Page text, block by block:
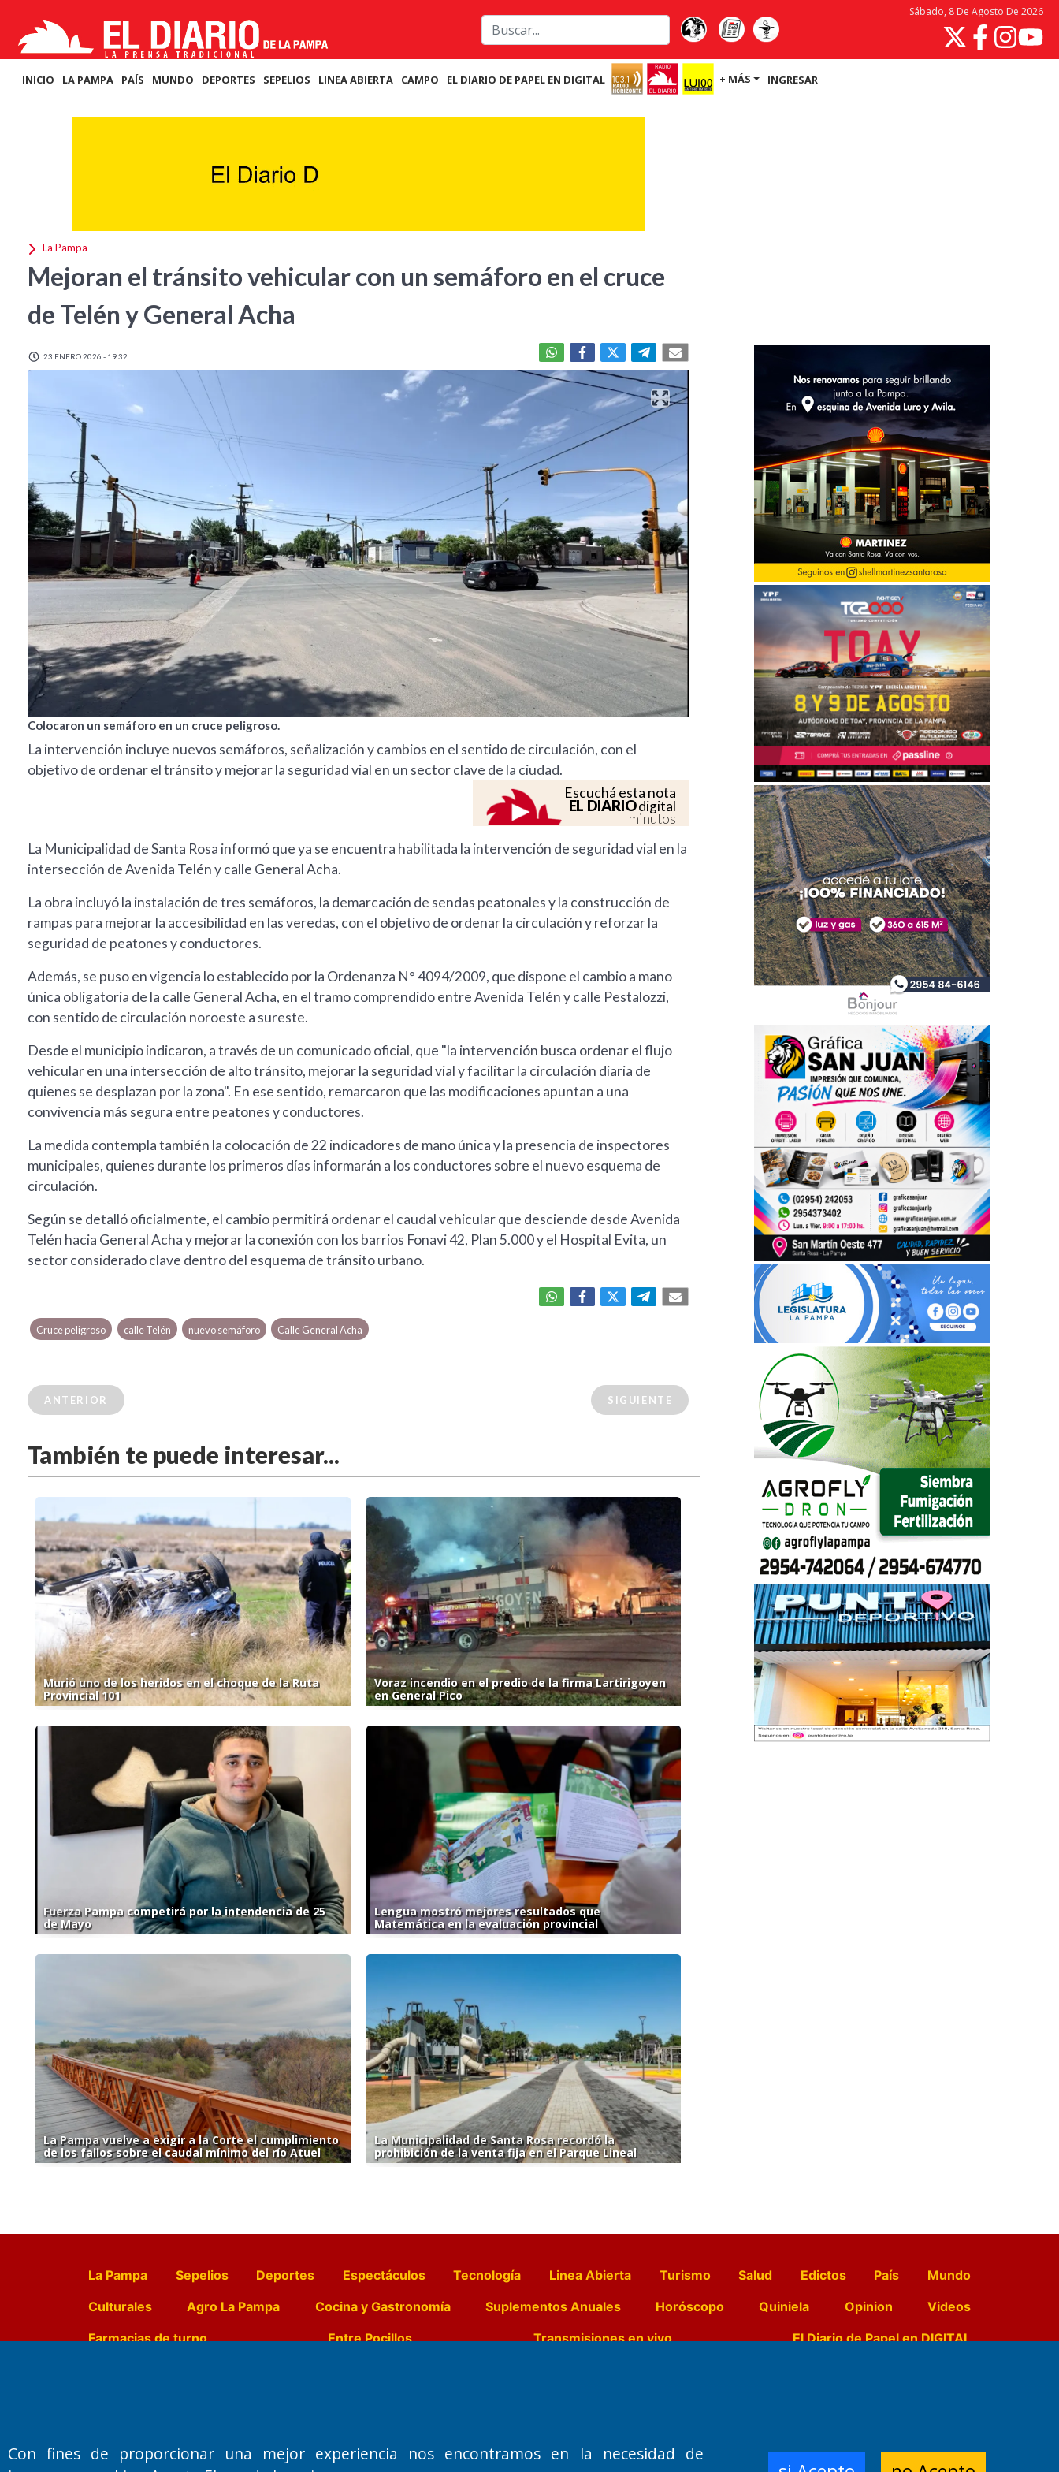
Sábado, 8 De Agosto De 2026
INICIO LA PAMPA PAÍS MUNDO DEPORTES SEPELIOS LINEA ABIERTA CAMPO EL DIARIO DE PAPEL EN DIGITAL + MÁS INGRESAR
La Pampa
Mejoran el tránsito vehicular con un semáforo en el cruce
de Telén y General Acha
23 ENERO 2026 - 19:32
Colocaron un semáforo en un cruce peligroso.
La intervención incluye nuevos semáforos, señalización y cambios en el sentido de circulación, con el
objetivo de ordenar el tránsito y mejorar la seguridad vial en un sector clave de la ciudad.
Escuchá esta nota
EL DIARIOdigital
minutos
La Municipalidad de Santa Rosa informó que ya se encuentra habilitada la intervención de seguridad vial en la
intersección de Avenida Telén y calle General Acha.
La obra incluyó la instalación de tres semáforos, la demarcación de sendas peatonales y la construcción de
rampas para mejorar la accesibilidad en las veredas, con el objetivo de ordenar la circulación y reforzar la
seguridad de peatones y conductores.
Además, se puso en vigencia lo establecido por la Ordenanza N° 4094/2009, que dispone el cambio a mano
única obligatoria de la calle General Acha, en el tramo comprendido entre Avenida Telén y calle Pestalozzi,
con sentido de circulación noroeste a sureste.
Desde el municipio indicaron, a través de un comunicado oficial, que "la intervención busca ordenar el flujo
vehicular en una intersección de alto tránsito, mejorar la seguridad vial y facilitar la circulación diaria de
quienes se desplazan por la zona". En ese sentido, remarcaron que las modificaciones apuntan a una
convivencia más segura entre peatones y conductores.
La medida contempla también la colocación de 22 indicadores de mano única y la presencia de inspectores
municipales, quienes durante los primeros días informarán a los conductores sobre el nuevo esquema de
circulación.
Según se detalló oficialmente, el cambio permitirá ordenar el caudal vehicular que desciende desde Avenida
Telén hacia General Acha y mejorar la conexión con los barrios Fonavi 42, Plan 5.000 y el Hospital Evita, un
sector considerado clave dentro del esquema de tránsito urbano.
Cruce peligroso calle Telén nuevo semáforo Calle General Acha
ANTERIOR SIGUIENTE
También te puede interesar...
Murió uno de los heridos en el choque de la Ruta
Provincial 101
Voraz incendio en el predio de la firma Lartirigoyen
en General Pico
Fuerza Pampa competirá por la intendencia de 25
de Mayo
Lengua mostró mejores resultados que
Matemática en la evaluación provincial
La Pampa vuelve a exigir a la Corte el cumplimiento
de los fallos sobre el caudal mínimo del río Atuel
La Municipalidad de Santa Rosa recordó la
prohibición de la venta fija en el Parque Lineal
La Pampa Sepelios Deportes Espectáculos Tecnología Linea Abierta Turismo Salud Edictos País
Mundo
Culturales
Agro La Pampa Cocina y Gastronomía Suplementos Anuales Horóscopo Quiniela Opinion
Videos
Farmacias de turno
Entre Pocillos Transmisiones en vivo El Diario de Papel en DIGITAL
Primera edición: Domingo 3 de Mayo de 1992
Miembro de ADIRA,ADEPA y CPPAL
Santa Rosa, La Pampa.
Número de Registro DNDA:
Dr. Jorge Ricardo Nemesio
Redacción, Administración,
Con fines de proporcionar una mejor experiencia nos encontramos en la necesidad de